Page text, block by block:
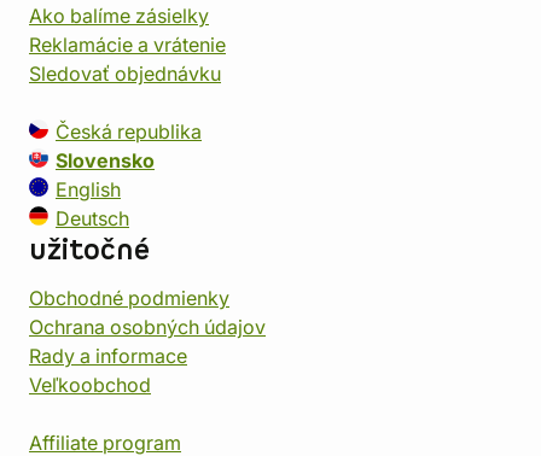
Ako balíme zásielky
Reklamácie a vrátenie
Sledovať objednávku
Česká republika
Slovensko
English
Deutsch
užitočné
Obchodné podmienky
Ochrana osobných údajov
Rady a informace
Veľkoobchod
Affiliate program